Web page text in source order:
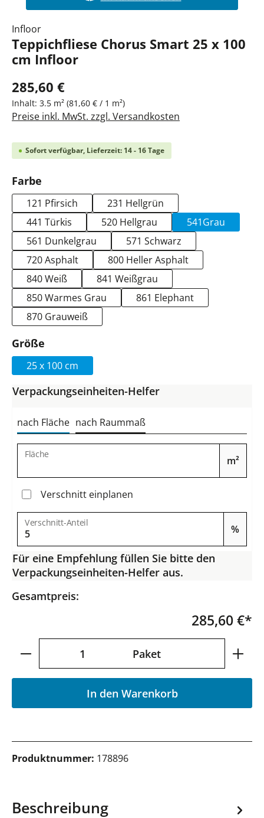
Infloor
Teppichfliese Chorus Smart 25 x 100
cm Infloor
285,60 €
Inhalt: 3.5 m² (81,60 € / 1 m²)
Preise inkl. MwSt. zzgl. Versandkosten
Sofort verfügbar, Lieferzeit: 14 - 16 Tage
Farbe
121 Pfirsich
231 Hellgrün
441 Türkis
520 Hellgrau
541Grau
561 Dunkelgrau
571 Schwarz
720 Asphalt
800 Heller Asphalt
840 Weiß
841 Weißgrau
850 Warmes Grau
861 Elephant
870 Grauweiß
Größe
25 x 100 cm
Verpackungseinheiten-Helfer
nach Fläche nach Raummaß
Fläche
m²
Verschnitt einplanen
Verschnitt-Anteil
%
Für eine Empfehlung füllen Sie bitte den
Verpackungseinheiten-Helfer aus.
Gesamtpreis:
285,60 €*
Produkt Anzahl: Gib den gewünschten
Paket
In den Warenkorb
Produktnummer: 178896
Beschreibung